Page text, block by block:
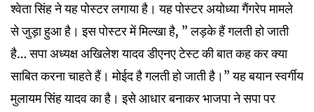
श्वेता सिंह ने यह पोस्टर लगाया है। यह पोस्टर अयोध्या गैंगरेप मामले
से जुड़ा हुआ है। इस पोस्टर में मिल्खा है, ” लड़के हैं गलती हो जाती
है… सपा अध्यक्ष अखिलेश यादव डीएनए टेस्ट की बात कह कर क्या
साबित करना चाहते हैं। मोईद है गलती हो जाती है।” यह बयान स्वर्गीय
मुलायम सिंह यादव का है। इसे आधार बनाकर भाजपा ने सपा पर